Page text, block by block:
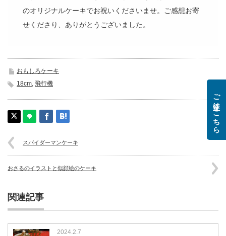
のオリジナルケーキでお祝いくださいませ。ご感想お寄
せくださり、ありがとうございました。
おもしろケーキ
18cm 飛行機
スパイダーマンケーキ
おさるのイラストと似顔絵のケーキ
関連記事
2024.2.7
ご注文はこちら